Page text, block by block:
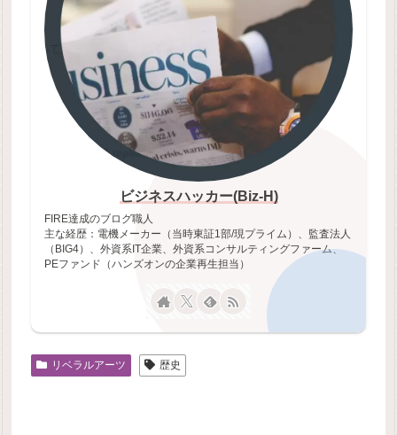
ビジネスハッカー(Biz-H)
FIRE達成のブログ職人
主な経歴：電機メーカー（当時東証1部/現プライム）、監査法人
（BIG4）、外資系IT企業、外資系コンサルティングファーム、
PEファンド（ハンズオンの企業再生担当）
リベラルアーツ 歴史